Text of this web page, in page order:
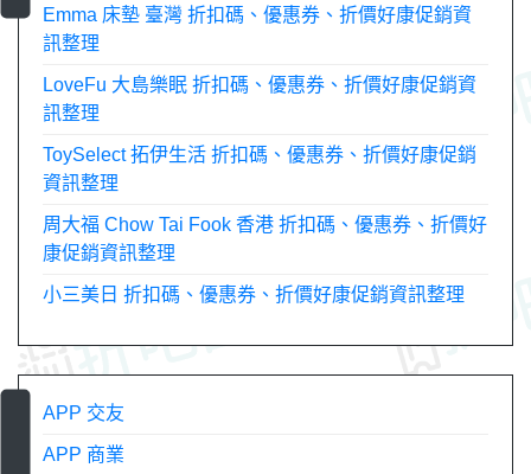
Emma 床墊 臺灣 折扣碼、優惠券、折價好康促銷資
訊整理
LoveFu 大島樂眠 折扣碼、優惠券、折價好康促銷資
訊整理
ToySelect 拓伊生活 折扣碼、優惠券、折價好康促銷
資訊整理
周大福 Chow Tai Fook 香港 折扣碼、優惠券、折價好
康促銷資訊整理
小三美日 折扣碼、優惠券、折價好康促銷資訊整理
APP 交友
APP 商業